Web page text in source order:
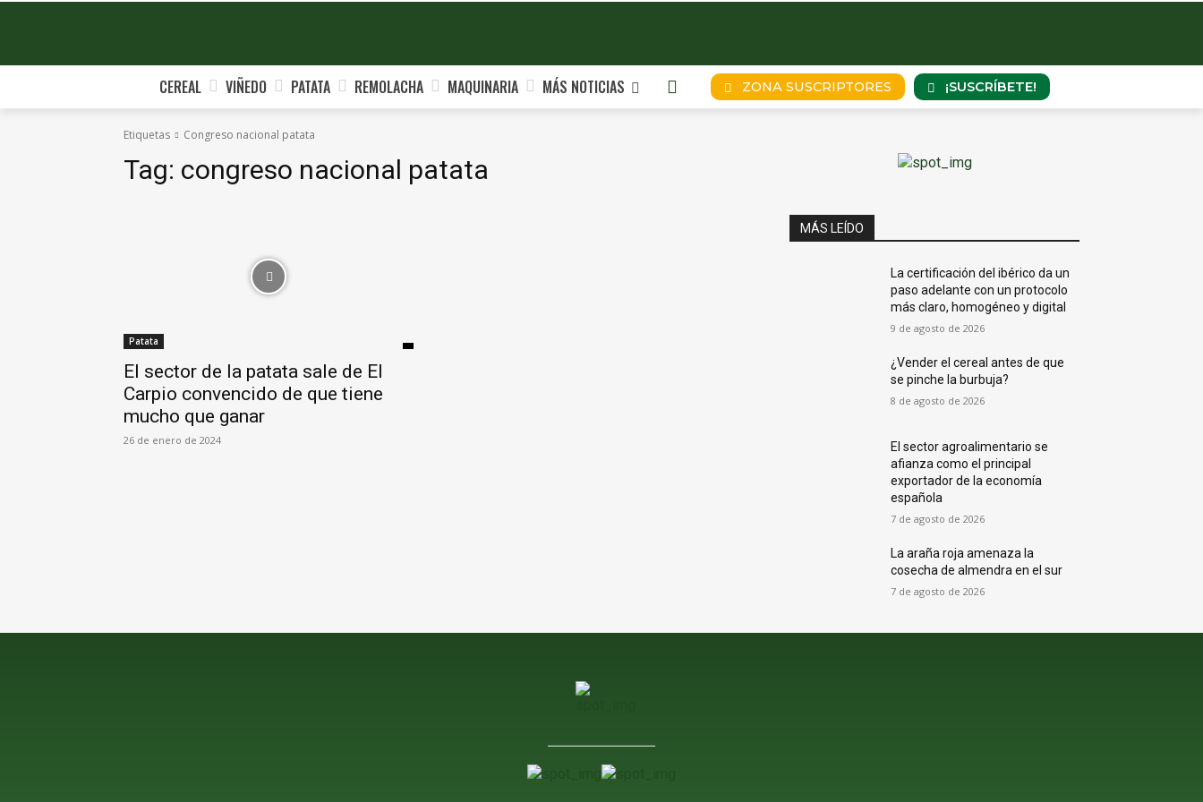
CEREAL VIÑEDO PATATA REMOLACHA MAQUINARIA MÁS NOTICIAS ZONA SUSCRIPTORES ¡SUSCRÍBETE!
Etiquetas Congreso nacional patata
Tag: congreso nacional patata
Patata
El sector de la patata sale de El
Carpio convencido de que tiene
mucho que ganar
26 de enero de 2024
MÁS LEÍDO
La certificación del ibérico da un
paso adelante con un protocolo
más claro, homogéneo y digital
9 de agosto de 2026
¿Vender el cereal antes de que
se pinche la burbuja?
8 de agosto de 2026
El sector agroalimentario se
afianza como el principal
exportador de la economía
española
7 de agosto de 2026
La araña roja amenaza la
cosecha de almendra en el sur
7 de agosto de 2026